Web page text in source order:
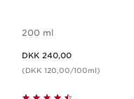
200 ml
DKK 240,00
(DKK 120,00/100ml)